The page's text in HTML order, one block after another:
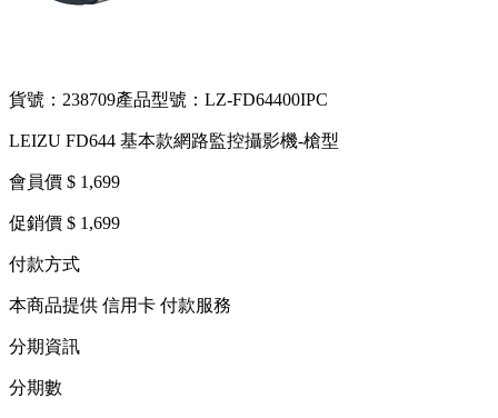
貨號：238709產品型號：LZ-FD64400IPC
LEIZU FD644 基本款網路監控攝影機-槍型
會員價 $ 1,699
促銷價 $ 1,699
付款方式
本商品提供 信用卡 付款服務
分期資訊
分期數